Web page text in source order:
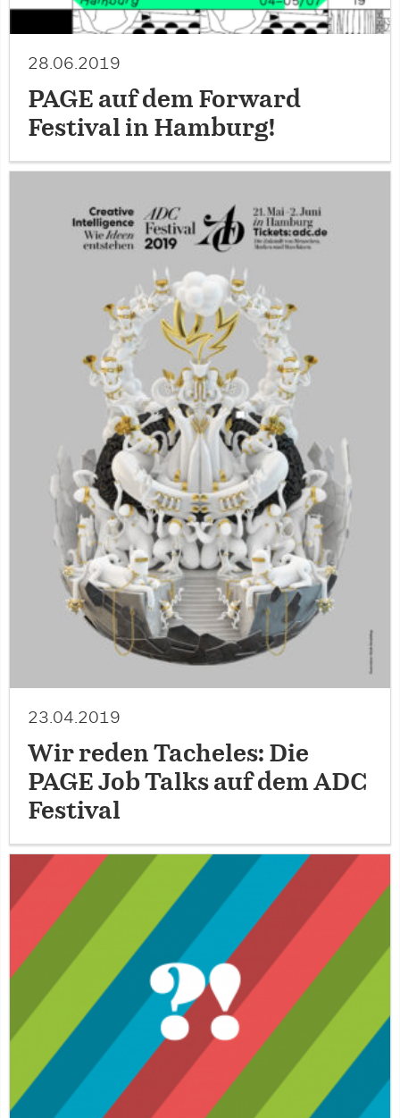
28.06.2019
PAGE auf dem Forward
Festival in Hamburg!
23.04.2019
Wir reden Tacheles: Die
PAGE Job Talks auf dem ADC
Festival